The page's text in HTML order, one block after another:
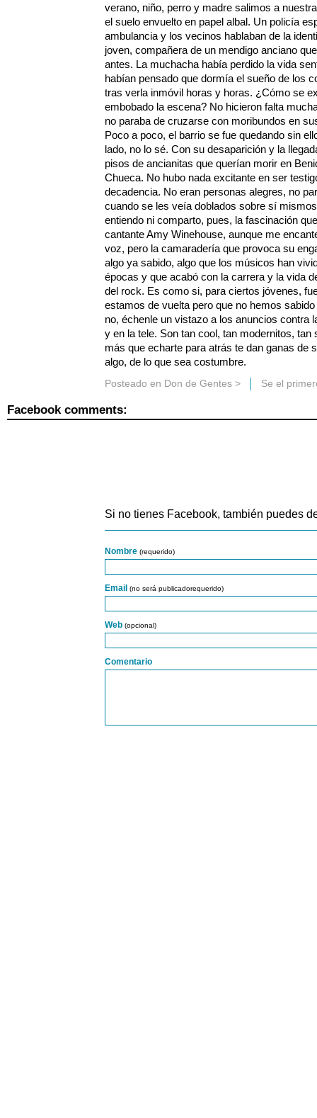
verano, niño, perro y madre salimos a
el suelo envuelto en papel albal. Un policía
ambulancia y los vecinos hablaban de la
joven, compañera de un mendigo anciano
antes. La muchacha había perdido la vida
habían pensado que dormía el sueño de los
tras verla inmóvil horas y horas. ¿Cómo se
embobado la escena? No hicieron falta
no paraba de cruzarse con moribundos en
Poco a poco, el barrio se fue quedando sin
lado, no lo sé. Con su desaparición y la
pisos de ancianitas que querían morir en
Chueca. No hubo nada excitante en ser
decadencia. No eran personas alegres, no
cuando se les veía doblados sobre sí
entiendo ni comparto, pues, la fascinación
cantante Amy Winehouse, aunque me
voz, pero la camaradería que provoca su
algo ya sabido, algo que los músicos han
épocas y que acabó con la carrera y la vida
del rock. Es como si, para ciertos jóvenes,
estamos de vuelta pero que no hemos
no, échenle un vistazo a los anuncios contra
y en la tele. Son tan cool, tan modernitos,
más que echarte para atrás te dan ganas de
algo, de lo que sea costumbre.
Posteado en Don de Gentes > Se el
Facebook comments:
Si no tienes Facebook, también puedes
Nombre (requerido)
Email (no será publicadorequerido)
Web (opcional)
Comentario